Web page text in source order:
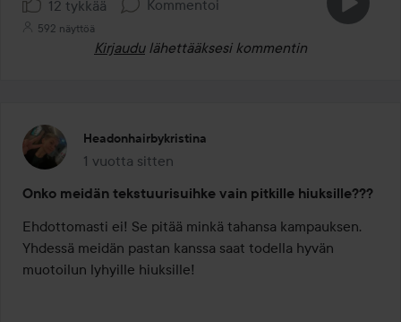
12 tykkää Kommentoi
592 näyttöä
Kirjaudu lähettääksesi kommentin
Headonhairbykristina
1 vuotta sitten
Viesti luotiin 1 vuotta sitten
Onko meidän tekstuurisuihke vain pitkille hiuksille???
Ehdottomasti ei! Se pitää minkä tahansa kampauksen.
Yhdessä meidän pastan kanssa saat todella hyvän
muotoilun lyhyille hiuksille!